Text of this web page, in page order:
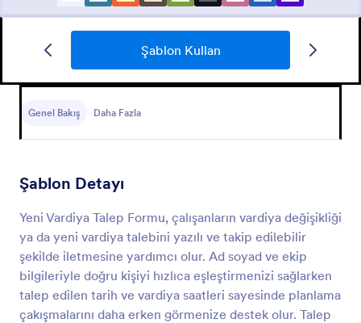
Şablon Kullan
Genel Bakış Daha Fazla
Şablon Detayı
Yeni Vardiya Talep Formu, çalışanların vardiya değişikliği
ya da yeni vardiya talebini yazılı ve takip edilebilir
şekilde iletmesine yardımcı olur. Ad soyad ve ekip
bilgileriyle doğru kişiyi hızlıca eşleştirmenizi sağlarken
talep edilen tarih ve vardiya saatleri sayesinde planlama
çakışmalarını daha erken görmenize destek olur. Talep
Refakatçi Formu
toplayabilmek, hasta geçmişini öğrenebilmek ve
için oluşturulmuştur.
Önizleme